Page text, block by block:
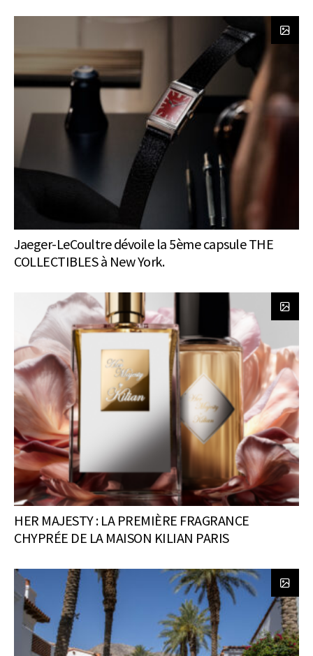
Jaeger-LeCoultre dévoile la 5ème capsule THE
COLLECTIBLES à New York.
HER MAJESTY : LA PREMIÈRE FRAGRANCE
CHYPRÉE DE LA MAISON KILIAN PARIS